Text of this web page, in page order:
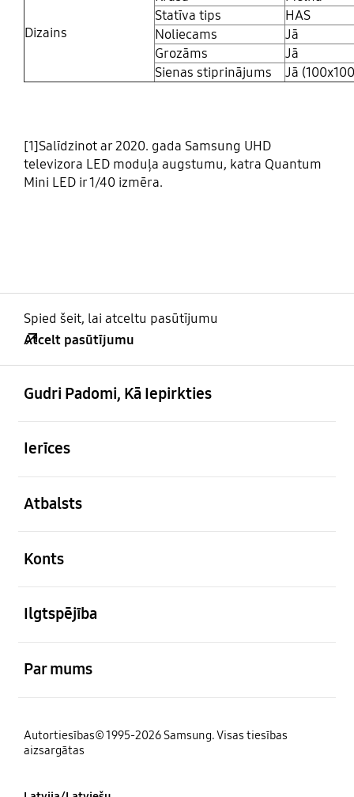
Dizains
Statīva tips
HAS
Noliecams
Jā
Grozāms
Jā
Sienas stiprinājums
Jā
[1]Salīdzinot ar 2020. gada Samsung UHD
televizora LED moduļa augstumu, katra Quantum
Mini LED ir 1/40 izmēra.
Spied šeit, lai atceltu pasūtījumu
Atcelt pasūtījumu
Gudri Padomi, Kā Iepirkties
Ierīces
Atbalsts
Konts
Ilgtspējība
Par mums
Autortiesības© 1995-2026 Samsung. Visas tiesības
aizsargātas